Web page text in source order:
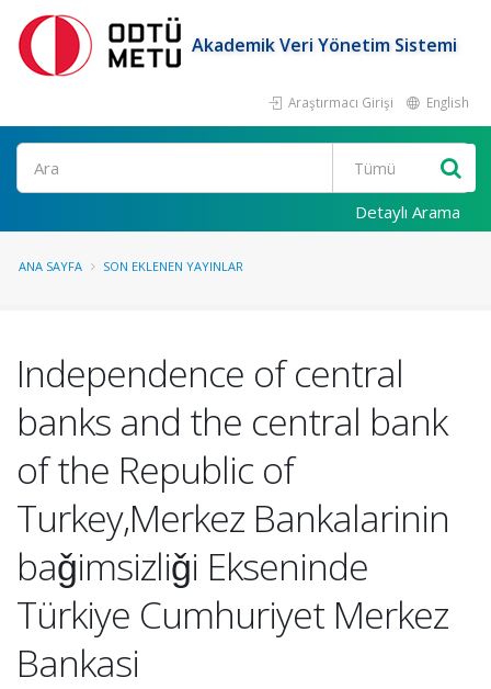
Akademik Veri Yönetim Sistemi
Araştırmacı Girişi English
Ara
Detaylı Arama
ANA SAYFA SON EKLENEN YAYINLAR
Independence of central
banks and the central bank
of the Republic of
Turkey,Merkez Bankalarinin
baǧimsizliǧi Ekseninde
Türkiye Cumhuriyet Merkez
Bankasi